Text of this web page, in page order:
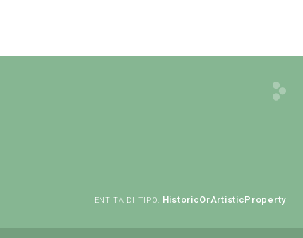
ENTITÀ DI TIPO: HistoricOrArtisticProperty